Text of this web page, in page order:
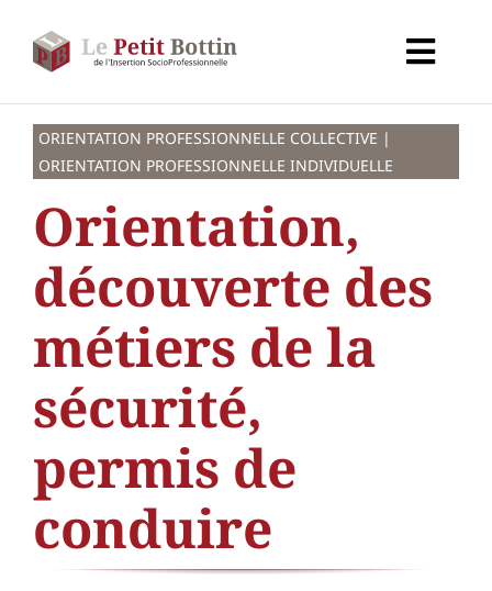
contenu
Organismes
Secteurs
Partenaires
À propos de CALIF
ORIENTATION PROFESSIONNELLE COLLECTIVE |
ORIENTATION PROFESSIONNELLE INDIVIDUELLE
Orientation,
découverte des
métiers de la
sécurité,
permis de
conduire